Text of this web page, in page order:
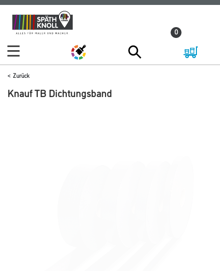
Zum
Inhalt
Zum
Navigationsmenü
0
Zurück
Knauf TB Dichtungsband